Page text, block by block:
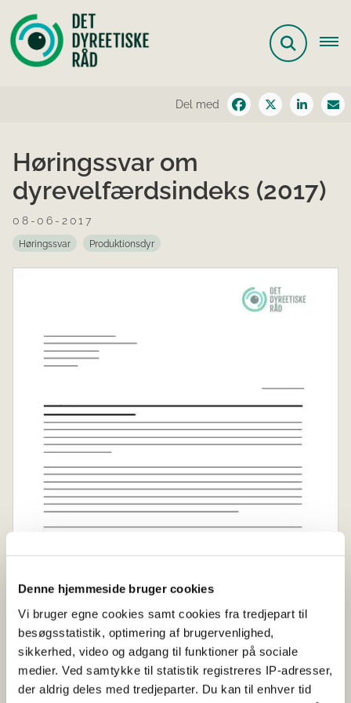
Denne hjemmeside bruger cookies
Vi bruger egne cookies samt cookies fra tredjepart til
besøgsstatistik, optimering af brugervenlighed,
sikkerhed, video og adgang til funktioner på sociale
medier. Ved samtykke til statistik registreres IP-adresser,
der aldrig deles med tredjeparter. Du kan til enhver tid
Del med
Høringssvar om
dyrevelfærdsindeks (2017)
08-06-2017
Høringssvar Produktionsdyr